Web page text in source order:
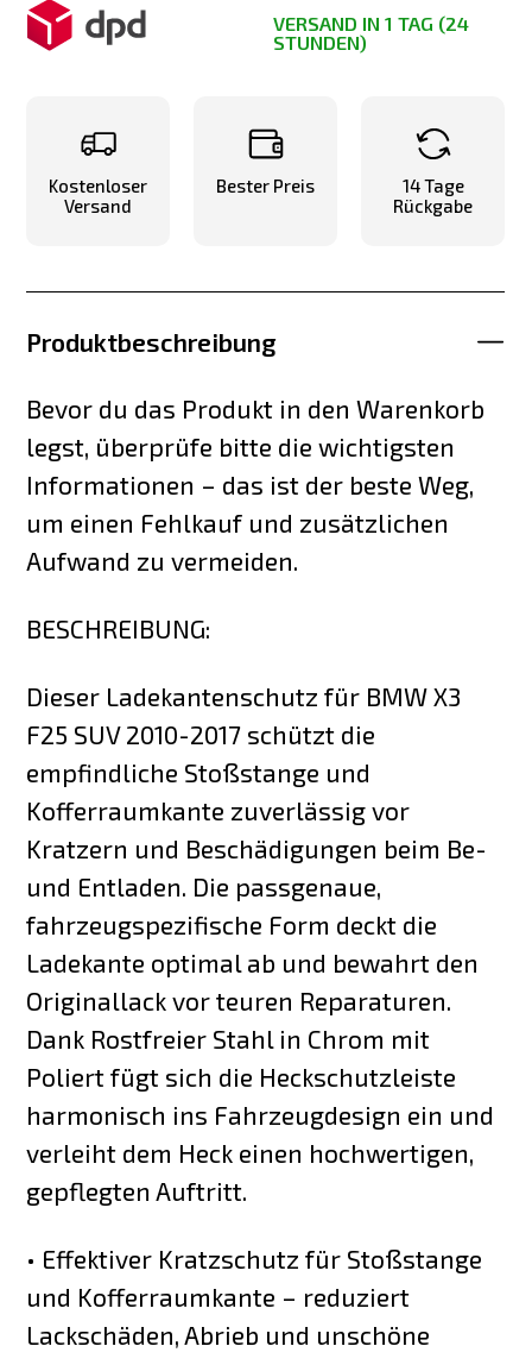
VERSAND IN 1 TAG (24
STUNDEN)
Kostenloser
Versand
Bester Preis
14 Tage
Rückgabe
Produktbeschreibung
Bevor du das Produkt in den Warenkorb
legst, überprüfe bitte die wichtigsten
Informationen – das ist der beste Weg,
um einen Fehlkauf und zusätzlichen
Aufwand zu vermeiden.
BESCHREIBUNG:
Dieser Ladekantenschutz für BMW X3
F25 SUV 2010-2017 schützt die
empfindliche Stoßstange und
Kofferraumkante zuverlässig vor
Kratzern und Beschädigungen beim Be-
und Entladen. Die passgenaue,
fahrzeugspezifische Form deckt die
Ladekante optimal ab und bewahrt den
Originallack vor teuren Reparaturen.
Dank Rostfreier Stahl in Chrom mit
Poliert fügt sich die Heckschutzleiste
harmonisch ins Fahrzeugdesign ein und
verleiht dem Heck einen hochwertigen,
gepflegten Auftritt.
• Effektiver Kratzschutz für Stoßstange
und Kofferraumkante – reduziert
Lackschäden, Abrieb und unschöne